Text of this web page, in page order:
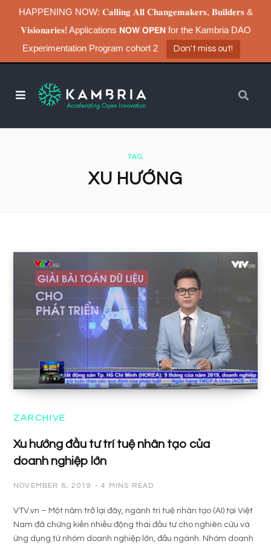
HAPPENING NOW: 𝐂𝐚𝐥𝐥𝐢𝐧𝐠 𝐀𝐥𝐥 𝐂𝐡𝐚𝐧𝐠𝐞𝐦𝐚𝐤𝐞𝐫𝐬, 𝐁𝐮𝐢𝐥𝐝𝐞𝐫𝐬 &
𝐕𝐢𝐬𝐢𝐨𝐧𝐚𝐫𝐢𝐞𝐬! Applications 𝗡𝗢𝗪 𝗢𝗣𝗘𝗡 for the Kambria DAO
Experimentation Program cohort 2
Don't miss out!
TAG
XU HƯỚNG
ZARCHIVE
Xu hướng đầu tư trí tuệ nhân tạo của
doanh nghiệp lớn
NOVEMBER 8, 2019 4 MINS READ
VTV.vn – Một năm trở lại đây, ngành trí tuệ nhân tạo (AI) tại Việt
Nam đã chứng kiến nhiều động thái đầu tư cho nghiên cứu và
ứng dụng từ nhóm doanh nghiệp lớn, đầu ngành. Nhóm doanh